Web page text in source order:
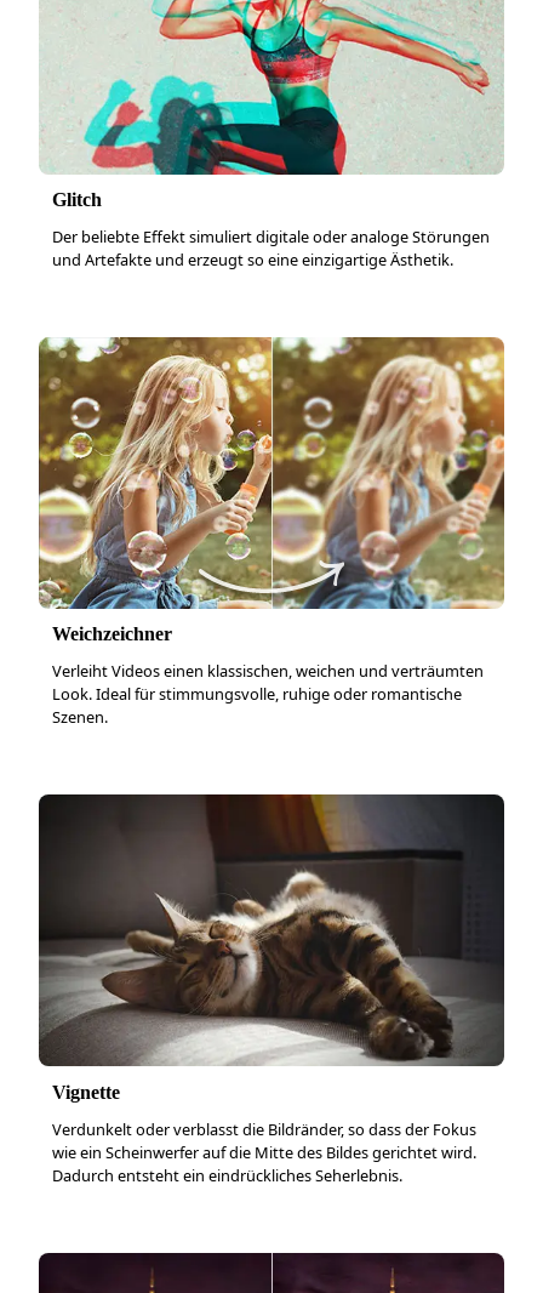
Glitch
Der beliebte Effekt simuliert digitale oder analoge Störungen
und Artefakte und erzeugt so eine einzigartige Ästhetik.
Weichzeichner
Verleiht Videos einen klassischen, weichen und verträumten
Look. Ideal für stimmungsvolle, ruhige oder romantische
Szenen.
Vignette
Verdunkelt oder verblasst die Bildränder, so dass der Fokus
wie ein Scheinwerfer auf die Mitte des Bildes gerichtet wird.
Dadurch entsteht ein eindrückliches Seherlebnis.